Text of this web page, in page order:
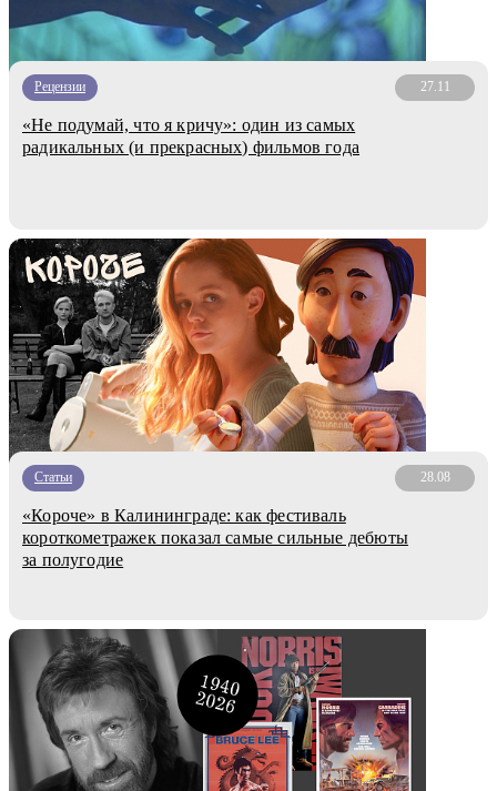
Рецензии 27.11
«Не подумай, что я кричу»: один из самых
радикальных (и прекрасных) фильмов года
Статьи 28.08
«Короче» в Калининграде: как фестиваль
короткометражек показал самые сильные дебюты
за полугодие